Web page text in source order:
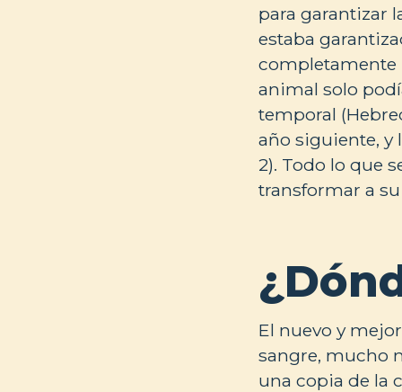
para garantizar
estaba
completamente
animal solo
temporal
año siguiente, y
2). Todo lo que
transformar a
El nuevo y
sangre, mucho
una copia de la